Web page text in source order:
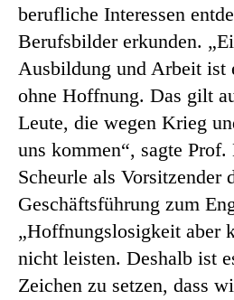
berufliche Interessen
Berufsbilder erkunden.
Ausbildung und Arbeit ist
ohne Hoffnung. Das gilt
Leute, die wegen Krieg
uns kommen“, sagte
Scheurle als Vorsitzender
Geschäftsführung zum
„Hoffnungslosigkeit aber
nicht leisten. Deshalb ist
Zeichen zu setzen, dass